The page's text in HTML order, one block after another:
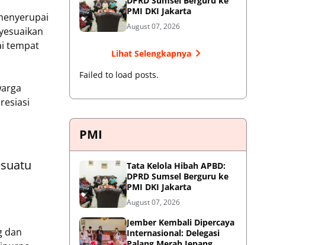
tempat
dan
PMI DKI Jakarta
August 07, 2026
Lihat Selengkapnya
Failed to load posts.
PMI
Tata Kelola Hibah APBD:
DPRD Sumsel Berguru ke
PMI DKI Jakarta
August 07, 2026
Jember Kembali Dipercaya
Internasional: Delegasi